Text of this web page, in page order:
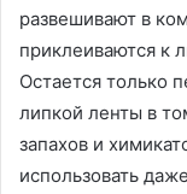
развешивают в
приклеиваются к
Остается только
липкой ленты в
запахов и
использовать